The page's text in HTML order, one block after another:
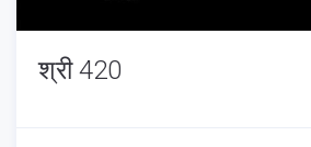
श्री 420